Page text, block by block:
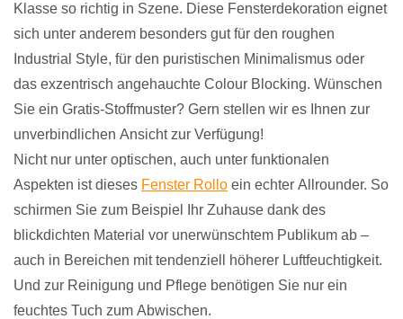
Klasse so richtig in Szene. Diese Fensterdekoration eignet
sich unter anderem besonders gut für den roughen
Industrial Style, für den puristischen Minimalismus oder
das exzentrisch angehauchte Colour Blocking. Wünschen
Sie ein Gratis-Stoffmuster? Gern stellen wir es Ihnen zur
unverbindlichen Ansicht zur Verfügung!
Nicht nur unter optischen, auch unter funktionalen
Aspekten ist dieses Fenster Rollo ein echter Allrounder. So
schirmen Sie zum Beispiel Ihr Zuhause dank des
blickdichten Material vor unerwünschtem Publikum ab –
auch in Bereichen mit tendenziell höherer Luftfeuchtigkeit.
Und zur Reinigung und Pflege benötigen Sie nur ein
feuchtes Tuch zum Abwischen.